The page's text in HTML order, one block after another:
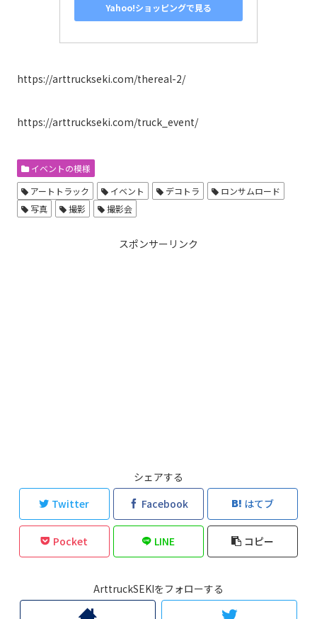
Yahoo!ショッピングで見る
https://arttruckseki.com/thereal-2/
https://arttruckseki.com/truck_event/
イベントの模様
アートトラック
イベント デコトラ
ロンサムロード
写真
撮影 撮影会
スポンサーリンク
シェアする
Twitter
Facebook はてブ
Pocket LINE コピー
ArttruckSEKIをフォローする